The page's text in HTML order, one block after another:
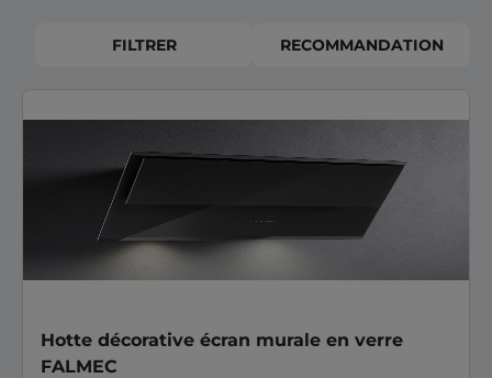
FILTRER RECOMMANDATION
Hotte décorative écran murale en verre
FALMEC